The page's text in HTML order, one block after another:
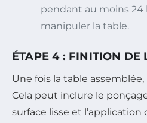
pendant au moins 24
manipuler la table.
ÉTAPE 4 : FINITION DE
Une fois la table
Cela peut inclure le
surface lisse et l’application